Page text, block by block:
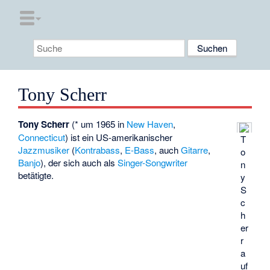
Tony Scherr
T
o
n
y
S
c
h
er
r
a
uf
Tony Scherr (* um 1965 in New Haven,
Connecticut) ist ein US-amerikanischer
Jazzmusiker (Kontrabass, E-Bass, auchGitarre,
Banjo), der sich auch alsSinger-Songwriter
betätigte.